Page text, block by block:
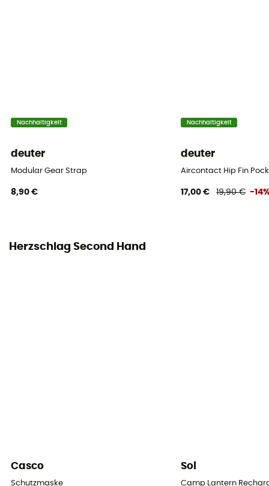
Nachhaltigkeit
deuter
Modular Gear Strap
8,90 €
Nachhaltigkeit
deuter
Aircontact Hip Fin
17,00 € 19,90 € -
Herzschlag Second Hand
Casco
Schutzmaske
Sol
Camp Lantern